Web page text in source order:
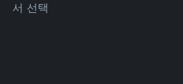
서 선택